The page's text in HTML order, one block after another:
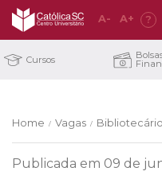
A- A+ ?
Cursos
Home / Vagas /
Publicada em 09 de